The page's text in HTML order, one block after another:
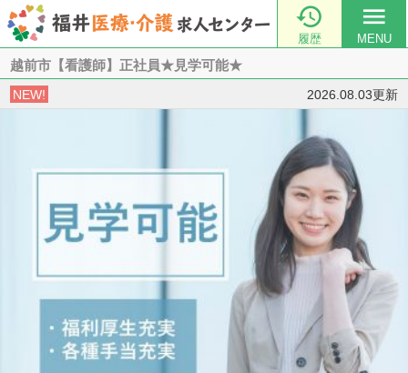

履歴
menu
MENU
越前市【看護師】正社員★見学可能★
NEW! 2026.08.03更新